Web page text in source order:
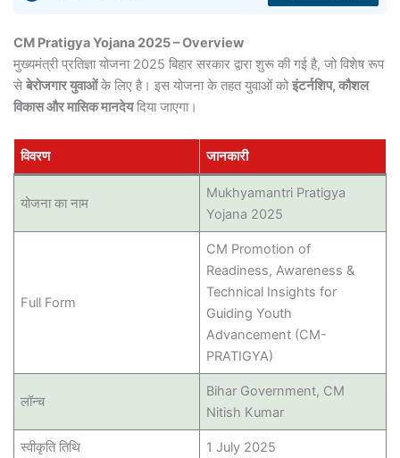
CM Pratigya Yojana 2025 – Overview
मुख्यमंत्री प्रतिज्ञा योजना 2025 बिहार सरकार द्वारा शुरू की गई है, जो विशेष रूप
से बेरोजगार युवाओंके लिए है। इस योजना के तहत युवाओं कोइंटर्नशिप, कौशल
विकास और मासिक मानदेयदिया जाएगा।
विवरण जानकारी
योजना का नाम
Mukhyamantri Pratigya
Yojana 2025
Full Form
CM Promotion of
Readiness, Awareness &
Technical Insights for
Guiding Youth
Advancement (CM-
PRATIGYA)
लॉन्च
Bihar Government, CM
Nitish Kumar
स्वीकृति तिथि 1 July 2025